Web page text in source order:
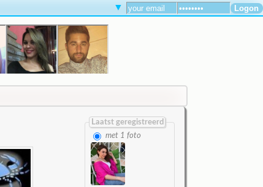
▼
Laatst geregistreerd
met 1 foto